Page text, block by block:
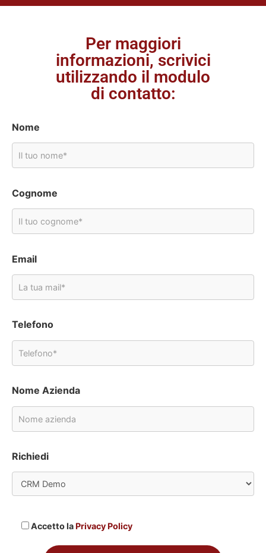
Per maggiori
informazioni, scrivici
utilizzando il modulo
di contatto:
Nome
Cognome
Email
Telefono
Nome Azienda
Richiedi
Accetto la Privacy Policy